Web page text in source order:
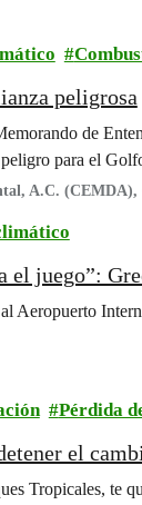
peligrosa
de
para el
A.C. (CEMDA),
el juego”:
Aeropuerto
Pérdida
el
Tropicales, te